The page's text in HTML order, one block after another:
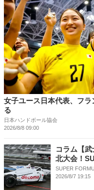
女子ユース日本代表、フ
る
日本ハンドボール協会
2026/8/8 09:00
コラム【
北⼤会！
SUPER
2026/8/7 19:15